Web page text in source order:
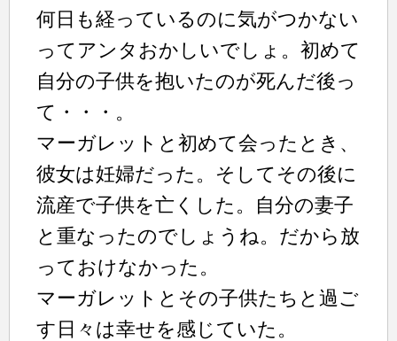
何日も経っているのに気がつかない
ってアンタおかしいでしょ。初めて
自分の子供を抱いたのが死んだ後っ
て・・・。
マーガレットと初めて会ったとき、
彼女は妊婦だった。そしてその後に
流産で子供を亡くした。自分の妻子
と重なったのでしょうね。だから放
っておけなかった。
マーガレットとその子供たちと過ご
す日々は幸せを感じていた。